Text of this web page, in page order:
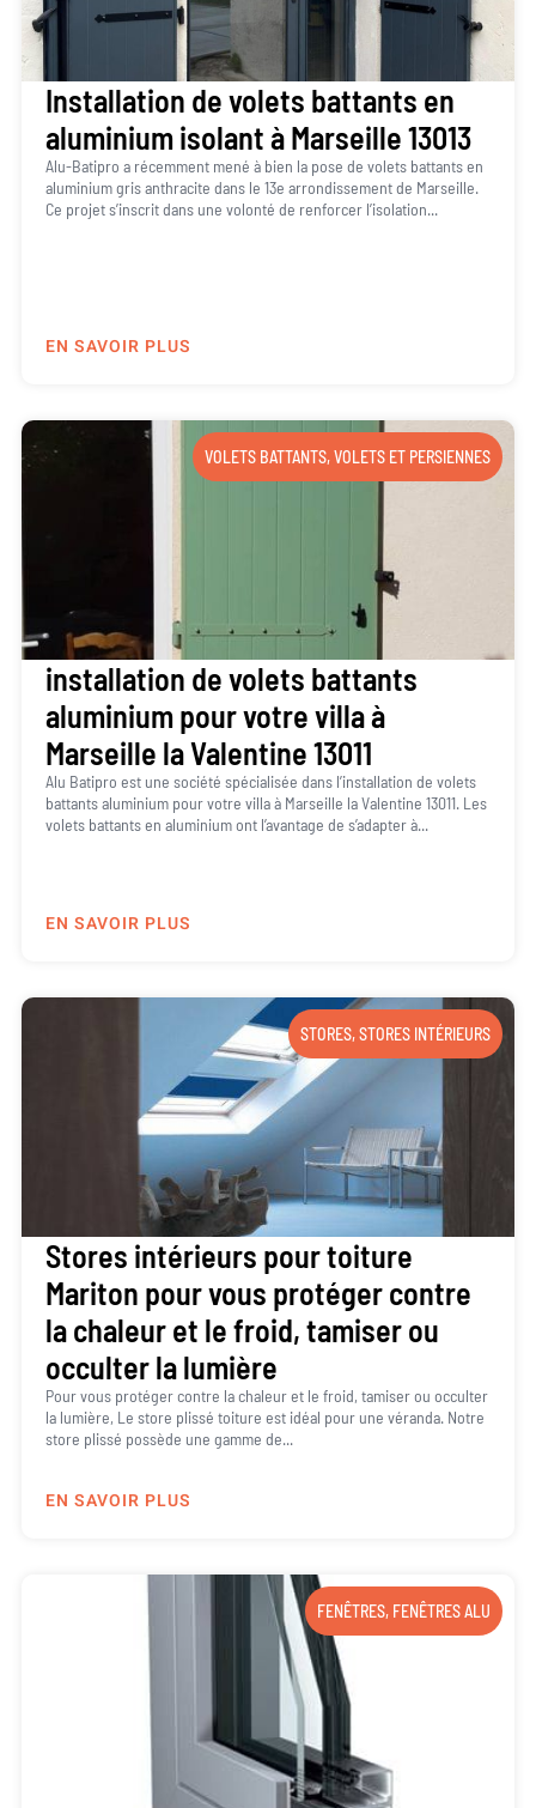
Installation de volets battants en
aluminium isolant à Marseille 13013
Alu-Batipro a récemment mené à bien la pose de volets battants en
aluminium gris anthracite dans le 13e arrondissement de Marseille.
Ce projet s’inscrit dans une volonté de renforcer l’isolation...
EN SAVOIR PLUS
VOLETS BATTANTS,VOLETS ET PERSIENNES
installation de volets battants
aluminium pour votre villa à
Marseille la Valentine 13011
Alu Batipro est une société spécialisée dans l’installation de volets
battants aluminium pour votre villa à Marseille la Valentine 13011. Les
volets battants en aluminium ont l’avantage de s’adapter à...
EN SAVOIR PLUS
STORES,STORES INTÉRIEURS
Stores intérieurs pour toiture
Mariton pour vous protéger contre
la chaleur et le froid, tamiser ou
occulter la lumière
Pour vous protéger contre la chaleur et le froid, tamiser ou occulter
la lumière, Le store plissé toiture est idéal pour une véranda. Notre
store plissé possède une gamme de...
EN SAVOIR PLUS
FENÊTRES, FENÊTRES ALU